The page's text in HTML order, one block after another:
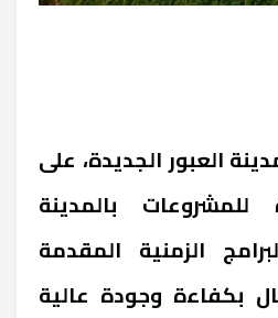
العبور الجديدة، على
للمشروعات بالمدينة
الزمنية المقدمة
بكفاءة وجودة عالية